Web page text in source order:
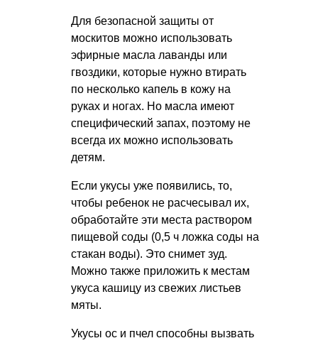
Для безопасной защиты от
москитов можно использовать
эфирные масла лаванды или
гвоздики, которые нужно втирать
по несколько капель в кожу на
руках и ногах. Но масла имеют
специфический запах, поэтому не
всегда их можно использовать
детям.
Если укусы уже появились, то,
чтобы ребенок не расчесывал их,
обработайте эти места раствором
пищевой соды (0,5 ч ложка соды на
стакан воды). Это снимет зуд.
Можно также приложить к местам
укуса кашицу из свежих листьев
мяты.
Укусы ос и пчел способны вызвать